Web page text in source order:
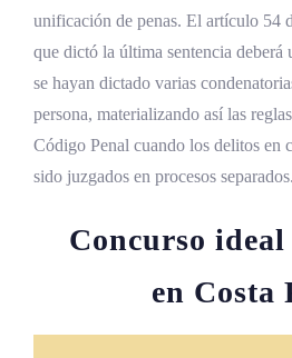
unificación de penas. El artículo 54
que dictó la última sentencia deberá
se hayan dictado varias
persona, materializando así las
Código Penal cuando los delitos en
sido juzgados en procesos separados.
Concurso
en Costa